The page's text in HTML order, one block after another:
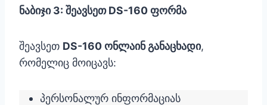
ნაბიჯი 3: შეავსეთ DS-160 ფორმა
შეავსეთ DS-160 ონლაინ განაცხადი,
რომელიც მოიცავს:
პერსონალურ ინფორმაციას